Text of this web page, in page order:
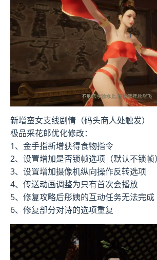
新增蛮女支线剧情（码头商人处触发）
极品采花郎优化修改：
1、金手指新增获得食物指令
2、设置增加是否锁帧选项（默认不锁帧）
3、设置增加摄像机纵向操作反转选项
4、传送动画调整为只有首次会播放
5、修复攻略后彤姨的互动任务无法完成
6、修复部分对诗的选项重复